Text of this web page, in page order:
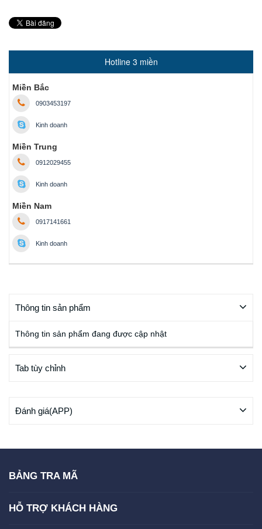
Hotline 3 miền
Miền Bắc
0903453197
Kinh doanh
Miền Trung
0912029455
Kinh doanh
Miền Nam
0917141661
Kinh doanh
Thông tin sản phẩm
Thông tin sản phẩm đang được cập nhật
Tab tùy chỉnh
Đánh giá(APP)
BẢNG TRA MÃ
HỖ TRỢ KHÁCH HÀNG